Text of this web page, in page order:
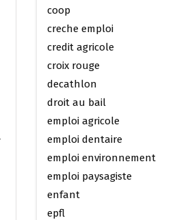
coop
creche emploi
credit agricole
croix rouge
decathlon
droit au bail
emploi agricole
emploi dentaire
emploi environnement
emploi paysagiste
enfant
epfl